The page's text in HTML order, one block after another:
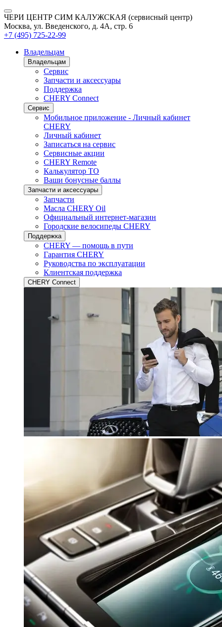
ЧЕРИ ЦЕНТР СИМ КАЛУЖСКАЯ (сервисный центр)
Москва, ул. Введенского, д. 4А, стр. 6
+7 (495) 725-22-99
Владельцам
Владельцам
Сервис
Запчасти и аксессуары
Поддержка
CHERY Connect
Сервис
Мобильное приложение - Личный кабинет
CHERY
Личный кабинет
Записаться на сервис
Сервисные акции
CHERY Remote
Калькулятор ТО
Ваши бонусные баллы
Запчасти и аксессуары
Запчасти
Масла CHERY Oil
Официальный интернет-магазин
Городские велосипеды CHERY
Поддержка
CHERY — помощь в пути
Гарантия CHERY
Руководства по эксплуатации
Клиентская поддержка
CHERY Connect